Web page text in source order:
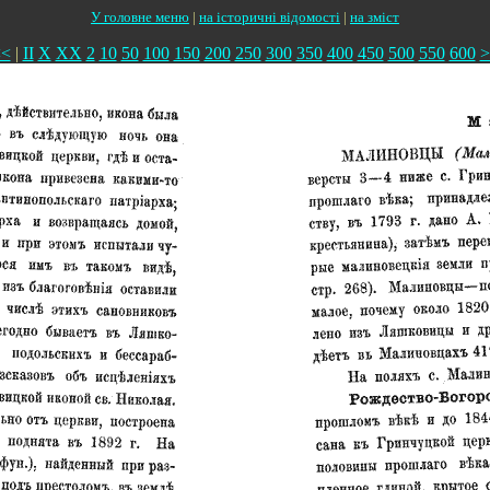
У головне меню | на історичні відомості | на зміст
| II X XX 2 10 50 100 150 200 250 300 350 400 450 500 550 600